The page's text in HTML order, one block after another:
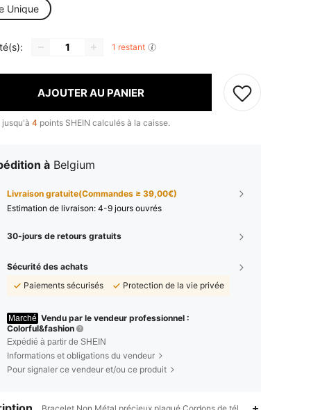
Unique
1 restant
AJOUTER AU PANIER
jusqu'à 4 points SHEIN calculés à la caisse.
à Belgium
Livraison gratuite(Commandes ≥ 39,00€)
Estimation de livraison: 4-9 jours ouvrés
30-jours de retours gratuits
Sécurité des achats
Paiements sécurisés
Protection de la vie privée
Marché Vendu par le vendeur professionnel :
Colorful&fashion
Expédié à partir de SHEIN
Informations et obligations du vendeur
Pour signaler ce vendeur et/ou ce produit